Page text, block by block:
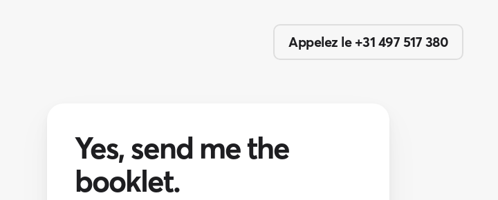
Appelez le +31 497 517 380
Yes, send me the
booklet.